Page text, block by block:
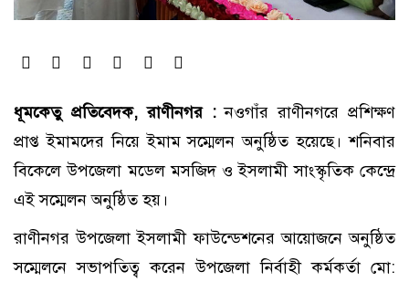
ধূমকেতু প্রতিবেদক, রাণীনগর :নওগাঁর রাণীনগরে প্রশিক্ষণ
প্রাপ্ত ইমামদের নিয়ে ইমাম সম্মেলন অনুষ্ঠিত হয়েছে। শনিবার
বিকেলে উপজেলা মডেল মসজিদ ও ইসলামী সাংস্কৃতিক কেন্দ্রে
এই সম্মেলন অনুষ্ঠিত হয়।
রাণীনগর উপজেলা ইসলামী ফাউন্ডেশনের আয়োজনে অনুষ্ঠিত
সম্মেলনে সভাপতিত্ব করেন উপজেলা নির্বাহী কর্মকর্তা মো: